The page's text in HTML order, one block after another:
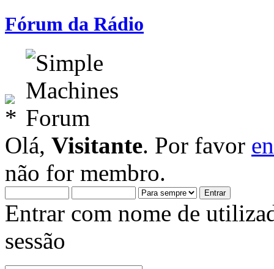
Fórum da Rádio
Olá, Visitante. Por favor
não for membro.
Entrar com nome de
sessão